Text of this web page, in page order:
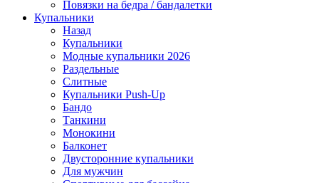
Повязки на бедра / бандалетки
Купальники
Назад
Купальники
Модные купальники 2026
Раздельные
Слитные
Купальники Push-Up
Бандо
Танкини
Монокини
Балконет
Двусторонние купальники
Для мужчин